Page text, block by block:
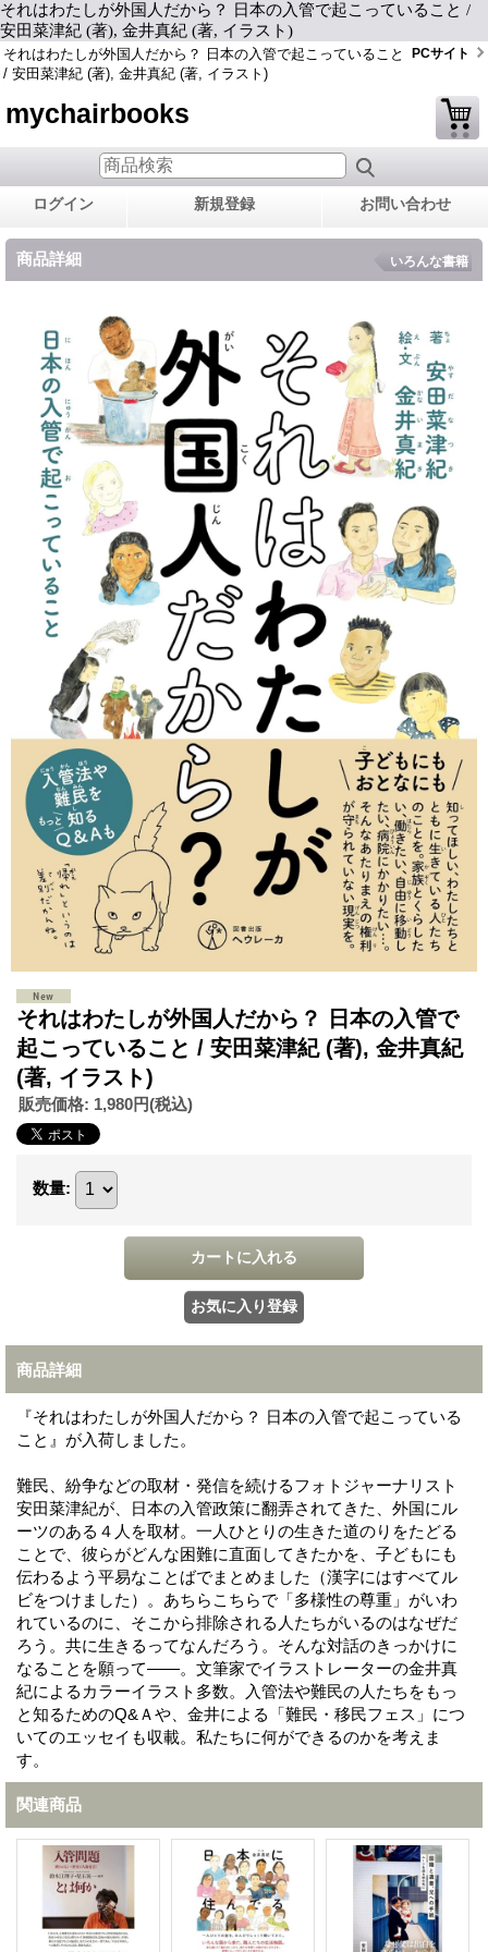
それはわたしが外国人だから？ 日本の入管で起こっていること /
安田菜津紀 (著), 金井真紀 (著, イラスト)
それはわたしが外国人だから？ 日本の入管で起こっていること
/ 安田菜津紀 (著), 金井真紀 (著, イラスト)
PCサイト
mychairbooks
ログイン 新規登録 お問い合わせ
商品詳細 いろんな書籍
それはわたしが外国人だから？ 日本の入管で
起こっていること / 安田菜津紀 (著), 金井真紀
(著, イラスト)
販売価格: 1,980円(税込)
数量:
商品詳細
『それはわたしが外国人だから？ 日本の入管で起こっている
こと』が入荷しました。
難民、紛争などの取材・発信を続けるフォトジャーナリスト
安田菜津紀が、日本の入管政策に翻弄されてきた、外国にル
ーツのある４人を取材。一人ひとりの生きた道のりをたどる
ことで、彼らがどんな困難に直面してきたかを、子どもにも
伝わるよう平易なことばでまとめました（漢字にはすべてル
ビをつけました）。あちらこちらで「多様性の尊重」がいわ
れているのに、そこから排除される人たちがいるのはなぜだ
ろう。共に生きるってなんだろう。そんな対話のきっかけに
なることを願って――。文筆家でイラストレーターの金井真
紀によるカラーイラスト多数。入管法や難民の人たちをもっ
と知るためのQ&Ａや、金井による「難民・移民フェス」につ
いてのエッセイも収載。私たちに何ができるのかを考えま
す。
関連商品